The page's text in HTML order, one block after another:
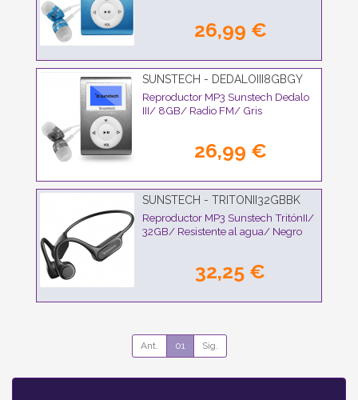
26,99 €
SUNSTECH - DEDALOIII8GBGY
Reproductor MP3 Sunstech Dedalo
III/ 8GB/ Radio FM/ Gris
26,99 €
SUNSTECH - TRITONII32GBBK
Reproductor MP3 Sunstech TritónII/
32GB/ Resistente al agua/ Negro
32,25 €
Ant. 01 Sig.